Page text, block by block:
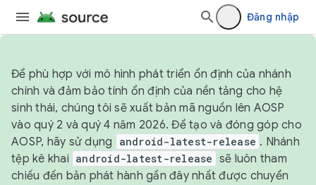
Đăng nhập
Để phù hợp với mô hình phát triển ổn định của nhánh
chính và đảm bảo tính ổn định của nền tảng cho hệ
sinh thái, chúng tôi sẽ xuất bản mã nguồn lên AOSP
vào quý 2 và quý 4 năm 2026. Để tạo và đóng góp cho
AOSP, hãy sử dụng
android-latest-release . Nhánh
tệp kê khai android-latest-release sẽ luôn tham
chiếu đến bản phát hành gần đây nhất được chuyển